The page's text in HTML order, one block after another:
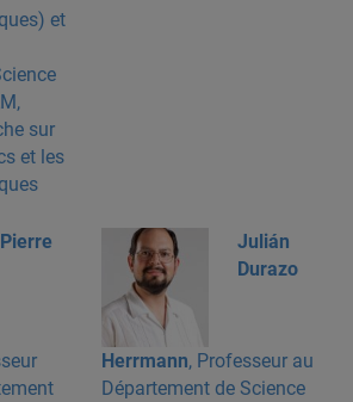
et
sur
et les
Pierre
Julián
Durazo
Herrmann, Professeur au
Département de Science